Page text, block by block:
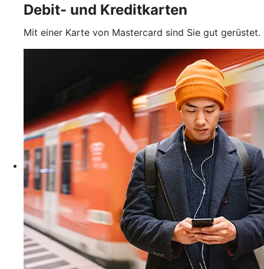
Debit- und Kreditkarten
Mit einer Karte von Mastercard sind Sie gut gerüstet.